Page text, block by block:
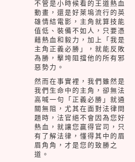
不管是小時候看的王道熱血
動畫，還是好萊塢流行的英
雄情結電影，主角就算技能
值低、裝備不如人，只要憑
藉熱血和毅力，加上「我是
主角正義必勝」，就能反敗
為勝，擊垮阻擋他的所有邪
惡勢力。
然而在事實裡，我們雖然是
我們生命中的主角，卻無法
高喊一句「正義必勝」就通
關無阻，尤其在面對法律問
題時，法官絕不會因為您好
熱血，就讓您贏得官司，只
有了解法律，懂得其中的眉
眉角角，才是您的致勝之
道。